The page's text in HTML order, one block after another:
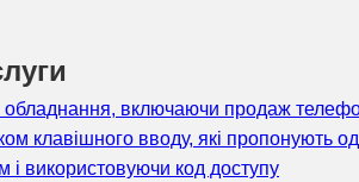
обладнання, включаючи продаж
клавішного вводу, які пропонують
і використовуючи код доступу